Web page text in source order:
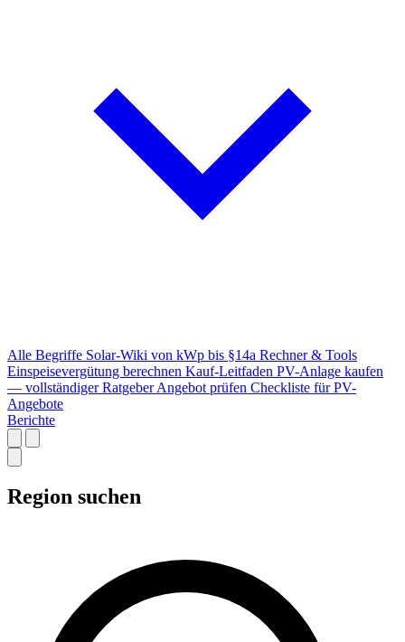
Alle Begriffe Solar-Wiki von kWp bis §14a Rechner & Tools
Einspeisevergütung berechnen Kauf-Leitfaden PV-Anlage kaufen
— vollständiger Ratgeber Angebot prüfen Checkliste für PV-
Angebote
Berichte
Region suchen